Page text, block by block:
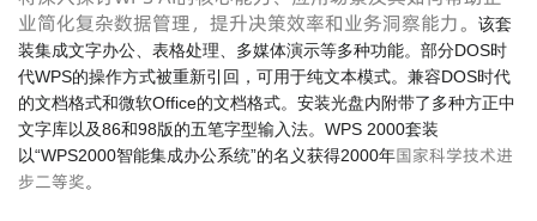
业简化复杂数据管理，提升决策效率和业务洞察能力。
该套
装集成文字办公、表格处理、多媒体演示等多种功能。部分DOS时
代WPS的操作方式被重新引回，可用于纯文本模式。兼容DOS时代
的文档格式和微软Office的文档格式。安装光盘内附带了多种方正中
文字库以及86和98版的五笔字型输入法。WPS 2000套装
以“WPS2000智能集成办公系统”的名义获得2000年国家科学技术进
步二等奖。